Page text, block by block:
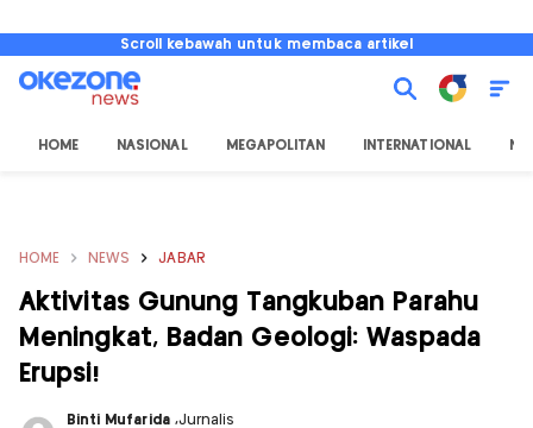
Scroll kebawah untuk membaca artikel
HOME NASIONAL MEGAPOLITAN INTERNATIONAL
HOME NEWS JABAR
Aktivitas Gunung Tangkuban Parahu
Meningkat, Badan Geologi: Waspada
Erupsi!
Binti Mufarida ,Jurnalis